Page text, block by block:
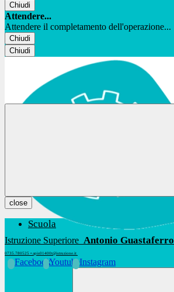
Chiudi
Attendere...
Attendere il completamento dell'operazione...
Chiudi
Chiudi
Istruzione Superiore Antonio Guastaferro
0735.780525 • apis01400t@istruzione.it
FacebookYoutubeInstagram
close
Scuola